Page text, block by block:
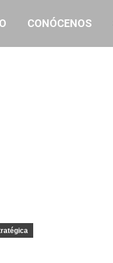
CONÓCENOS